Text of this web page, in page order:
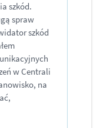
szkód.
spraw
szkód
w Centrali
na